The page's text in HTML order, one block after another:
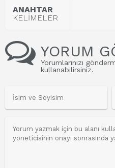
ANAHTAR
KELİMELER
YORUM
Yorumlarınızı
kullanabilirsiniz.